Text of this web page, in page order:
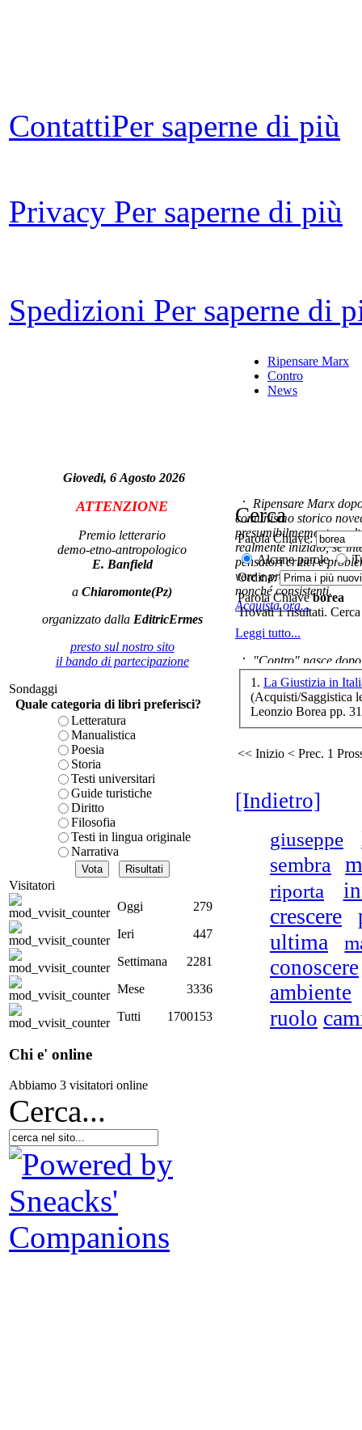
ContattiPer saperne di più
Privacy Per saperne di più
Spedizioni Per saperne di
Giovedi, 6 Agosto 2026
ATTENZIONE
Premio letterario
demo-etno-antropologico
E. Banfield
a Chiaromonte(Pz)
organizzato dalla EditricErmes
presto sul nostro sito
il bando di partecipazione
Sondaggi
Quale categoria di libri preferisci?
Letteratura
Manualistica
Poesia
Storia
Testi universitari
Guide turistiche
Diritto
Filosofia
Testi in lingua originale
Narrativa
Visitatori
Oggi
279
Ieri
447
Settimana
2281
Mese
3336
Tutti
1700153
Chi e' online
Abbiamo 3 visitatori online
Ripensare Marx
Contro
News
Ripensare Marx
comunismo storico
presumibilmemente
realmente iniziato, se
pensatori critici e
vere e proprie correnti
nonché consistenti.
Acquista ora...
Leggi tutto...
"Contro" nasce
cominciato con la
ripensaremarx. i saggi
questa collaborazione
è teorica, sempre però
presente fase.
Acquista ora...
80 after 7081 ms:
Cerca
Parola Chiave:
Alcune parole
Ordina:
Parola Chiaveborea
Trovati 1 risultati.
1. La Giustizia in
(Acquisti/Saggistica
Leonzio Borea pp.
<< Inizio < Prec. 1
[Indietro]
giuseppe
sembra
riporta
crescere
ultima
conoscere
ambiente
ruolo
Cerca...